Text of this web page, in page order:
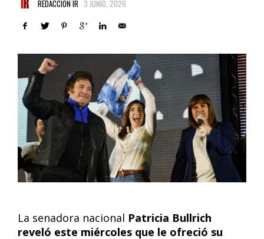
REDACCIÓN IR 3 JUNIO, 2026
La senadora nacional Patricia Bullrich
reveló este miércoles que le ofreció su